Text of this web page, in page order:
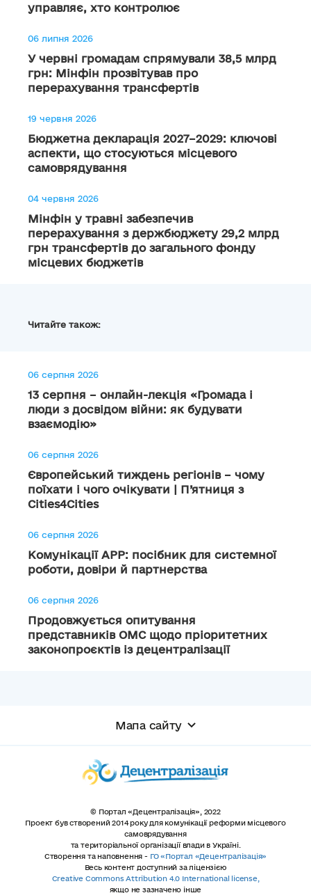
управляє, хто контролює
06 липня 2026
У червні громадам спрямували 38,5 млрд
грн: Мінфін прозвітував про
перерахування трансфертів
19 червня 2026
Бюджетна декларація 2027–2029: ключові
аспекти, що стосуються місцевого
самоврядування
04 червня 2026
Мінфін у травні забезпечив
перерахування з держбюджету 29,2 млрд
грн трансфертів до загального фонду
місцевих бюджетів
Читайте також:
06 серпня 2026
13 серпня – онлайн-лекція «Громада і
люди з досвідом війни: як будувати
взаємодію»
06 серпня 2026
Європейський тиждень регіонів – чому
поїхати і чого очікувати | П’ятниця з
Cities4Cities
06 серпня 2026
Комунікації АРР: посібник для системної
роботи, довіри й партнерства
06 серпня 2026
Продовжується опитування
представників ОМС щодо пріоритетних
законопроєктів із децентралізації
Мапа сайту
© Портал «Децентралізація», 2022
Проект був створений 2014 року для комунікації реформи місцевого
самоврядування
та територіальної організації влади в Україні.
Створення та наповнення - ГО «Портал «Децентралізація»
Весь контент доступний за ліцензією
Creative Commons Attribution 4.0 International license,
якщо не зазначено інше